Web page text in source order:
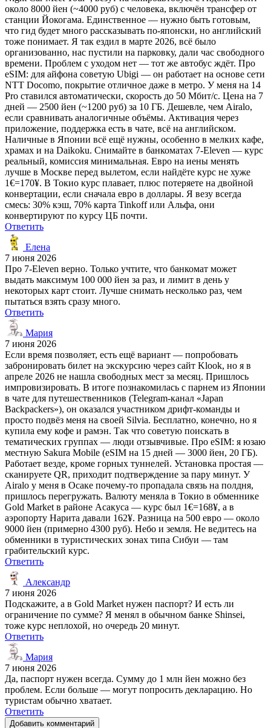
около 8000 йен (~4000 руб) с человека, включён трансфер от
станции Йокогама. Единственное — нужно быть готовым,
что гид будет много рассказывать по-японски, но английский
тоже понимает. Я так ездил в марте 2026, всё было
организованно, нас пустили на парковку, дали час свободного
времени. Проблем с уходом нет — тот же автобус ждёт. Про
eSIM: для айфона советую Ubigi — он работает на основе сети
NTT Docomo, покрытие отличное даже в метро. У меня на 14
Pro ставился автоматически, скорость до 50 Мбит/с. Цена на 7
дней — 2500 йен (~1200 руб) за 10 ГБ. Дешевле, чем Airalo,
если сравнивать аналогичные объёмы. Активация через
приложение, поддержка есть в чате, всё на английском.
Наличные в Японии всё ещё нужны, особенно в мелких кафе,
храмах и на Daikoku. Снимайте в банкоматах 7-Eleven — курс
реальный, комиссия минимальная. Евро на иены менять
лучше в Москве перед вылетом, если найдёте курс не хуже
1€=170¥. В Токио курс плавает, плюс потеряете на двойной
конвертации, если сначала евро в доллары. Я везу всегда
смесь: 30% кэш, 70% карта Tinkoff или Альфа, они
конвертируют по курсу ЦБ почти.
Ответить
Елена
7 июня 2026
Про 7-Eleven верно. Только учтите, что банкомат может
выдать максимум 100 000 йен за раз, и лимит в день у
некоторых карт стоит. Лучше снимать несколько раз, чем
пытаться взять сразу много.
Ответить
Мария
7 июня 2026
Если время позволяет, есть ещё вариант — попробовать
забронировать билет на экскурсию через сайт Klook, но я в
апреле 2026 не нашла свободных мест за месяц. Пришлось
импровизировать. В итоге познакомилась с парнем из Японии
в чате для путешественников (Telegram-канал «Japan
Backpackers»), он оказался участником дрифт-команды и
просто подвёз меня на своей Silvia. Бесплатно, конечно, но я
купила ему кофе и рамэн. Так что советую поискать в
тематических группах — люди отзывчивые. Про eSIM: я юзаю
местную Sakura Mobile (eSIM на 15 дней — 3000 йен, 20 ГБ).
Работает везде, кроме горных туннелей. Установка простая —
сканируете QR, приходит подтверждение за пару минут. У
Airalo у меня в Осаке почему-то пропадала связь на полдня,
пришлось перегружать. Валюту меняла в Токио в обменнике
Gold Market в районе Асакуса — курс был 1€=168¥, а в
аэропорту Нарита давали 162¥. Разница на 500 евро — около
9000 йен (примерно 4300 руб). Небо и земля. Не ведитесь на
обменники в туристических зонах типа Сибуи — там
грабительский курс.
Ответить
Александр
7 июня 2026
Подскажите, а в Gold Market нужен паспорт? И есть ли
ограничение по сумме? Я менял в обычном банке Shinsei,
тоже курс неплохой, но очередь 20 минут.
Ответить
Мария
7 июня 2026
Да, паспорт нужен всегда. Сумму до 1 млн йен можно без
проблем. Если больше — могут попросить декларацию. Но
туристам обычно хватает.
Ответить
Добавить комментарий